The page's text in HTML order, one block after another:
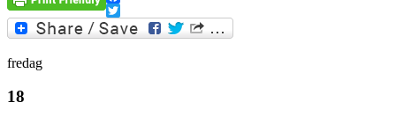
Facebook
Twitter
fredag
18